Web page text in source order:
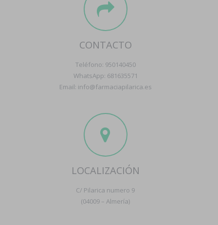
CONTACTO
Teléfono: 950140450
WhatsApp: 681635571
Email: info@farmaciapilarica.es
LOCALIZACIÓN
C/ Pilarica numero 9
(04009 – Almería)